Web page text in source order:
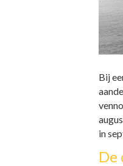
Bij
in
De